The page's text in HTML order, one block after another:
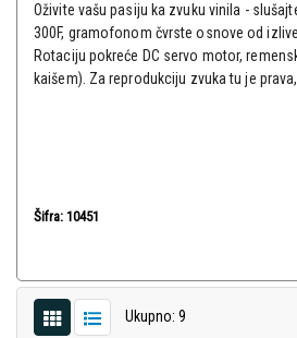
Oživite vašu pasiju ka zvuku vinila -
300F, gramofonom čvrste osnove od
Rotaciju pokreće DC servo motor,
kaišem). Za reprodukciju zvuka tu je
Šifra: 10451
Ukupno: 9